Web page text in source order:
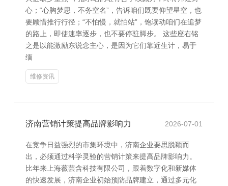
心；“心胸梦思，不务空名”，告诉咱们既要仰望星空，也
要顾惜推行行径；“不怕慢，就怕站”，饱读动咱们在追梦
的路上，即使速率逐步，也不要停驻脚步。 这些座右铭
之是以能激励东说念主心，是因为它们靠近生计，易于
缅
维修资讯
济南营销计策提高品牌影响力 2026-07-01
在竞争日益强烈的市集环境中，济南企业要思脱颖而
出，必须通过科学灵验的营销计策来提高品牌影响力。
比年来上海薇芸含科技有限公司，跟着数字化和新媒体
的快速发展，济南企业初始预防品牌建立，通过多元化